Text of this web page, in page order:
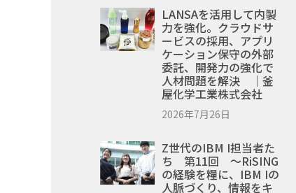
LANSAを活用して内製
力を強化。クラウドサ
ービスの採用、アプリ
ケーション保守の外部
委託、開発力の強化で
人材問題を解決 ｜釜
屋化学工業株式会社
2026年7月26日
Z世代のIBM I担当者た
ち 第11回 ～RiSING
の経験を糧に、IBM Iの
人脈づくり、情報をキ